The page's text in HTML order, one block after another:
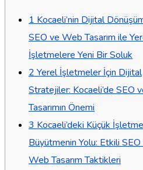
1 Kocaeli’nin Dijital
SEO ve Web Tasarım ile
İşletmelere Yeni Bir Soluk
2 Yerel İşletmeler İçin Dijital
Stratejiler: Kocaeli’de SEO
Tasarımın Önemi
3 Kocaeli’deki Küçük
Büyütmenin Yolu: Etkili SEO
Web Tasarım Taktikleri